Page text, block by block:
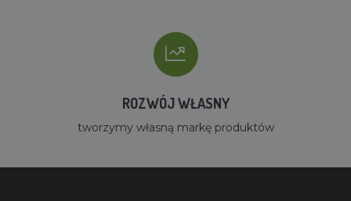
ROZWÓJ WŁASNY
tworzymy własną markę produktów